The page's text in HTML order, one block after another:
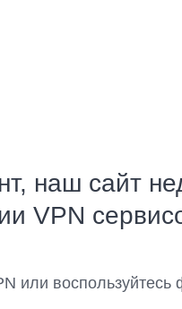
наш сайт
VPN
или